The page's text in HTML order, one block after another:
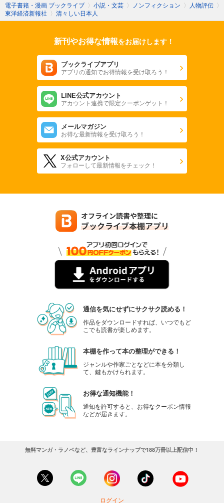
電子書籍・漫画 ブックライブ 〉 小説・文芸 〉 ノンフィクション 〉 人物評伝 〉
東洋経済新報社 〉 清々しい日本人
新刊やお得な情報をお届けします！
ブックライブアプリ
アプリの通知でお得情報を受け取ろう！
LINE公式アカウント
アカウント連携で限定クーポンゲット！
メールマガジン
お得な最新情報を受け取ろう！
X公式アカウント
フォローして最新情報をチェック！
通信を気にせずにサクサク読める！
作品をダウンロードすれば、いつでもど
こでも読書が楽しめます。
本棚を作って本の整理ができる！
ジャンルや作家ごとなどに本を分類し
て、鍵もかけられます。
お得な通知機能！
通知を許可すると、お得なクーポン情報
などが届きます。
無料マンガ・ラノベなど、豊富なラインナップで188万冊以上配信中！
ログイン